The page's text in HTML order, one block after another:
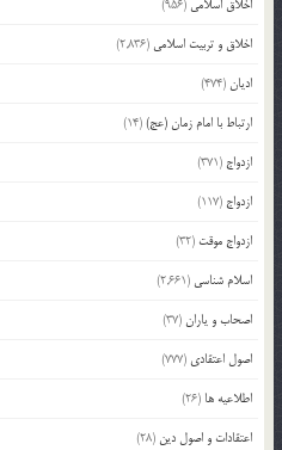
اخلاق اسلامی (956)
اخلاق و تربیت اسلامی (2,836)
ادیان(474)
ارتباط با امام زمان (عج)(14)
ازدواج (371)
ازدواج (117)
ازدواج موقت (32)
اسلام شناسی (2,661)
اصحاب و یاران(37)
اصول اعتقادی (777)
اطلاعیه ها (26)
اعتقادات و اصول دین (28)